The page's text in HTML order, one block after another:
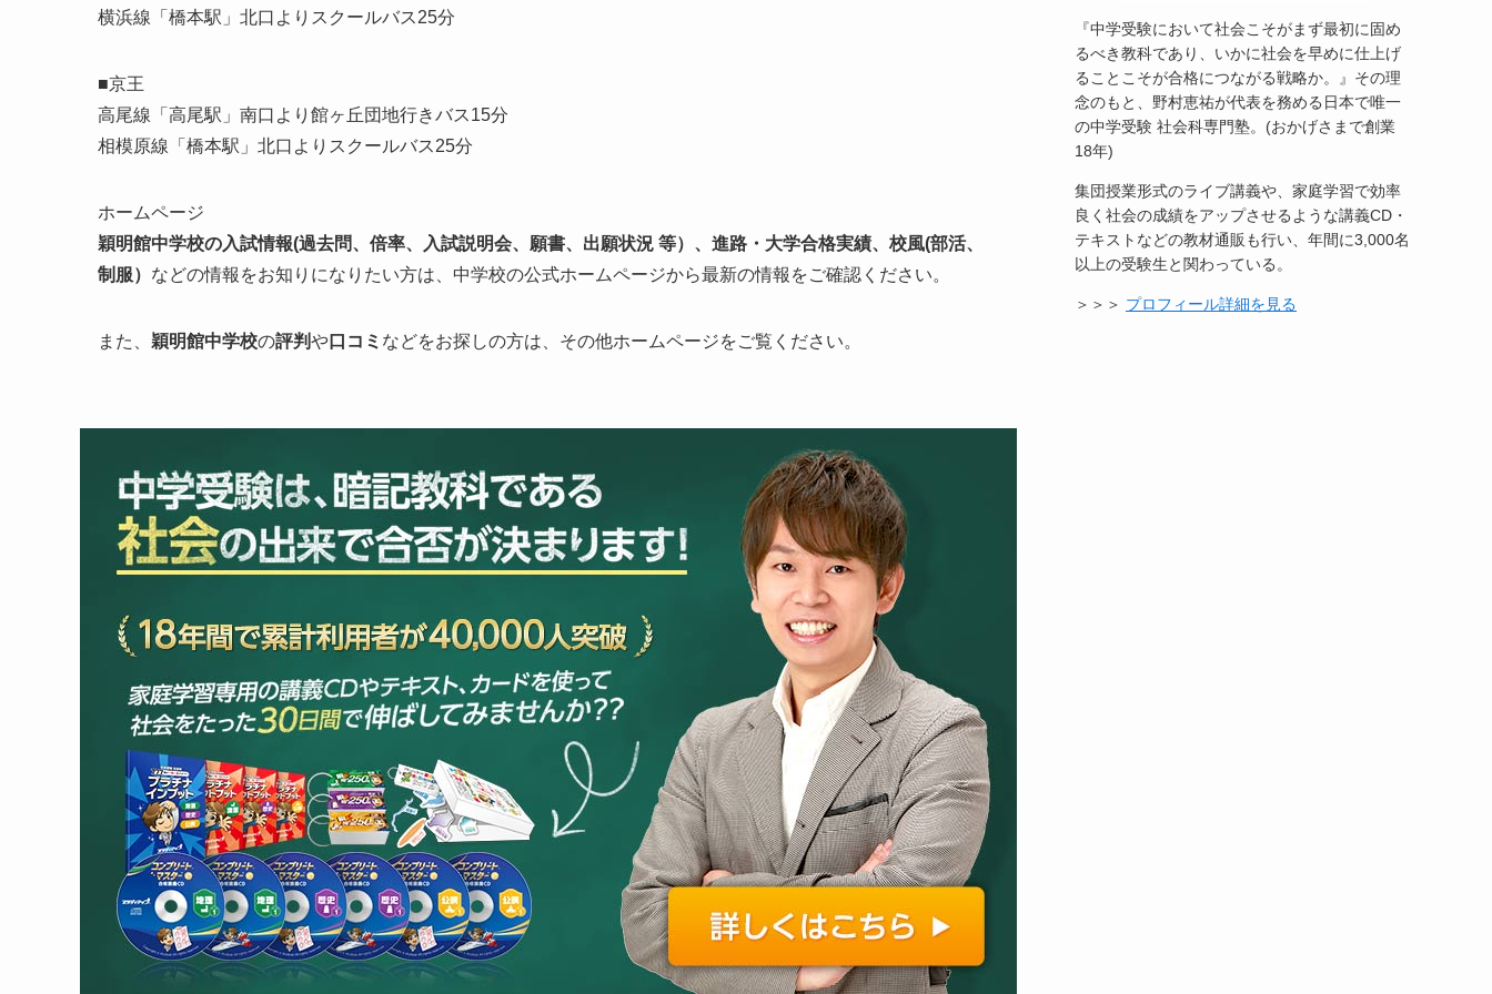
横浜線「橋本駅」北口よりスクールバス25分
■京王
高尾線「高尾駅」南口より館ヶ丘団地行きバス15分
相模原線「橋本駅」北口よりスクールバス25分
ホームページ
穎明館中学校の入試情報(過去問、倍率、入試説明会、願書、出願状況 等）、進路・大学合格実績、校風(部活、
制服） などの情報をお知りになりたい方は、中学校の公式ホームページから最新の情報をご確認ください。
また、 穎明館中学校の評判や口コミ などをお探しの方は、その他ホームページをご覧ください。
『中学受験において社会こそがまず最初に固め
るべき教科であり、いかに社会を早めに仕上げ
ることこそが合格につながる戦略か。』その理
念のもと、野村恵祐が代表を務める日本で唯一
の中学受験 社会科専門塾。(おかげさまで創業
18年)
集団授業形式のライブ講義や、家庭学習で効率
良く社会の成績をアップさせるような講義CD・
テキストなどの教材通販も行い、年間に3,000名
以上の受験生と関わっている。
＞＞＞ プロフィール詳細を見る